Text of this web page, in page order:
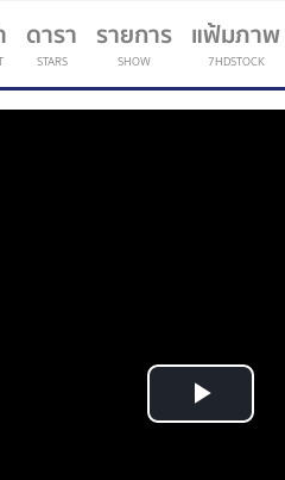
ดารา
STARS
รายการ
SHOW
แฟ้มภาพ
7HDSTOCK
Play